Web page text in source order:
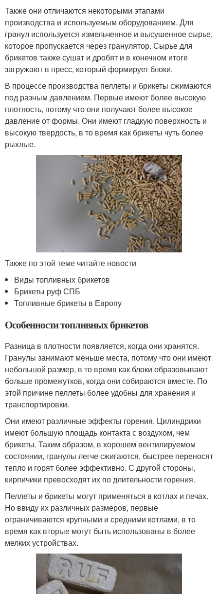
Также они отличаются некоторыми этапами
производства и используемым оборудованием. Для
гранул используется измельченное и высушенное сырье,
которое пропускается через гранулятор. Сырье для
брикетов также сушат и дробят и в конечном итоге
загружают в пресс, который формирует блоки.
В процессе производства пеллеты и брикеты сжимаются
под разным давлением. Первые имеют более высокую
плотность, потому что они получают более высокое
давление от формы. Они имеют гладкую поверхность и
высокую твердость, в то время как брикеты чуть более
рыхлые.
Также по этой теме читайте новости
Виды топливных брикетов
Брикеты руф СПБ
Топливные брикеты в Европу
Особенности топливных брикетов
Разница в плотности появляется, когда они хранятся.
Гранулы занимают меньше места, потому что они имеют
небольшой размер, в то время как блоки образовывают
больше промежутков, когда они собираются вместе. По
этой причине пеллеты более удобны для хранения и
транспортировки.
Они имеют различные эффекты горения. Цилиндрики
имеют большую площадь контакта с воздухом, чем
брикеты. Таким образом, в хорошем вентилируемом
состоянии, гранулы легче сжигаются, быстрее переносят
тепло и горят более эффективно. С другой стороны,
кирпичики превосходят их по длительности горения.
Пеллеты и брикеты могут применяться в котлах и печах.
Но ввиду их различных размеров, первые
ограничиваются крупными и средними котлами, в то
время как вторые могут быть использованы в более
мелких устройствах.